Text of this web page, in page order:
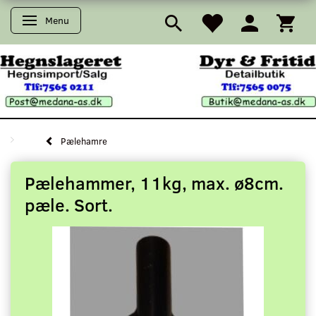
Skifte navigation
Menu
Pælehamre
Pælehammer, 11kg, max. ø8cm.
pæle. Sort.